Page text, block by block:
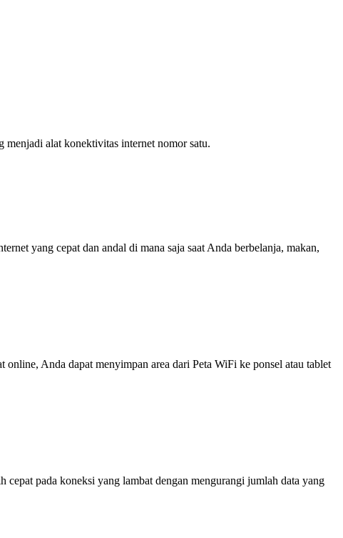
alat konektivitas internet nomor satu.
yang cepat dan andal di mana saja saat Anda berbelanja, makan,
Anda dapat menyimpan area dari Peta WiFi ke ponsel atau tablet
pada koneksi yang lambat dengan mengurangi jumlah data yang